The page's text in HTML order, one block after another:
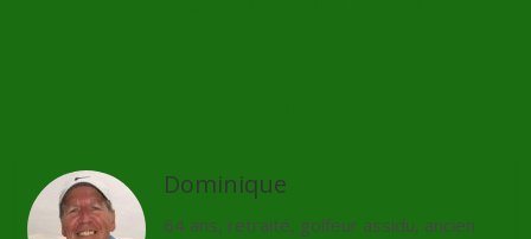
Dominique
64 ans, retraité, golfeur assidu, ancien